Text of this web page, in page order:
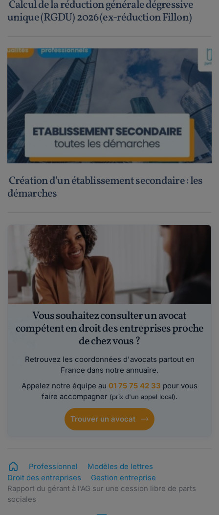
Calcul de la réduction générale dégressive
unique (RGDU) 2026 (ex-réduction Fillon)
Création d'un établissement secondaire : les
démarches
Vous souhaitez consulter un avocat
compétent en droit des entreprises proche
de chez vous ?
Retrouvez les coordonnées d'avocats partout en
France dans notre annuaire.
Appelez notre équipe au 01 75 75 42 33 pour vous
faire accompagner (prix d'un appel local).
Trouver un avocat
Professionnel
Modèles de lettres
Droit des entreprises
Gestion entreprise
Rapport du gérant à l’AG sur une cession libre de parts
sociales